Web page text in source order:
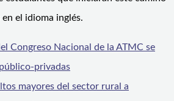
en el idioma inglés.
Congreso Nacional de la ATMC se
privadas
mayores del sector rural a